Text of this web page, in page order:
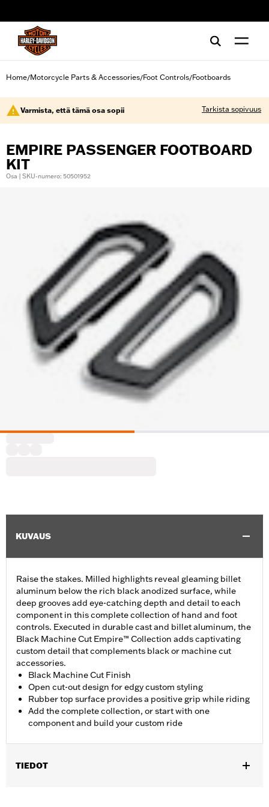
Home/Motorcycle Parts & Accessories/Foot Controls/Footboards
Varmista, että tämä osa sopii Tarkista sopivuus
EMPIRE PASSENGER FOOTBOARD
KIT
Osa | SKU-numero: 50501952
KUVAUS
Raise the stakes. Milled highlights reveal gleaming billet
aluminum below the rich black anodized surface, while
deep grooves add eye-catching depth and detail to each
component in this complete collection of hand and foot
controls. Executed in durable cast and billet aluminum, the
Black Machine Cut Empire™ Collection adds captivating
custom detail that complements black or machine cut
accessories.
Black Machine Cut Finish
Open cut-out design for edgy custom styling
Rubber top surface provides a positive grip while riding
Add the complete collection, or start with one
component and build your custom ride
TIEDOT